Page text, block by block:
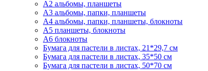
А2 альбомы, планшеты
А3 альбомы, папки, планшеты
А4 альбомы, папки, планшеты, блокноты
А5 планшеты, блокноты
А6 блокноты
Бумага для пастели в листах, 21*29,7 см
Бумага для пастели в листах, 35*50 см
Бумага для пастели в листах, 50*70 см